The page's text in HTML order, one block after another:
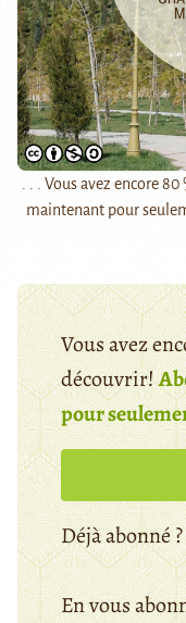
. . . Vous avez encore
maintenant pour
Vous avez
découvrir!
pour
Déjà abonné ?
En vous